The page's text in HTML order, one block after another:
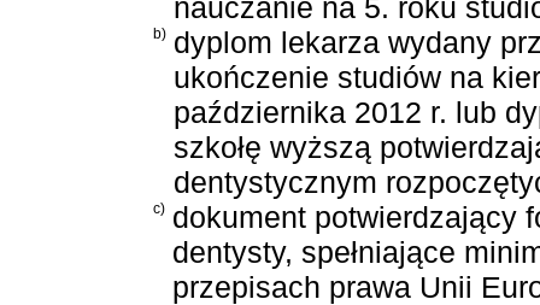
nauczanie na 5. roku
b) dyplom lekarza wydany
ukończenie studiów na
października 2012 r. lub
szkołę wyższą
dentystycznym
c) dokument potwierdzający
dentysty, spełniające
przepisach prawa Unii